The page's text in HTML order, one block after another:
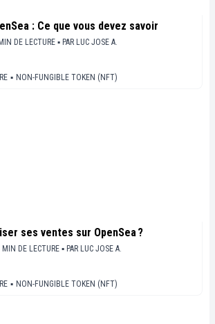
: Ce que vous devez savoir
DE LECTURE ▪ PAR LUC JOSE A.
▪ NON-FUNGIBLE TOKEN (NFT)
ses ventes sur OpenSea ?
DE LECTURE ▪ PAR LUC JOSE A.
▪ NON-FUNGIBLE TOKEN (NFT)